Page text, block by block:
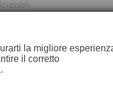
la migliore
il corretto